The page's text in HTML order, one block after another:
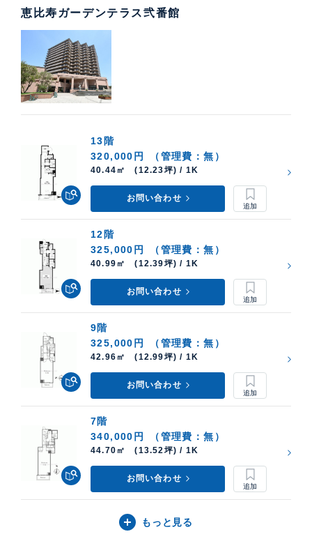
恵比寿ガーデンテラス弐番館
13階
320,000円
（管理費：無）
40.44㎡ (12.23坪) / 1K
お問い合わせ
12階
325,000円
（管理費：無）
40.99㎡ (12.39坪) / 1K
お問い合わせ
9階
325,000円
（管理費：無）
42.96㎡ (12.99坪) / 1K
お問い合わせ
7階
340,000円
（管理費：無）
44.70㎡ (13.52坪) / 1K
お問い合わせ
もっと見る